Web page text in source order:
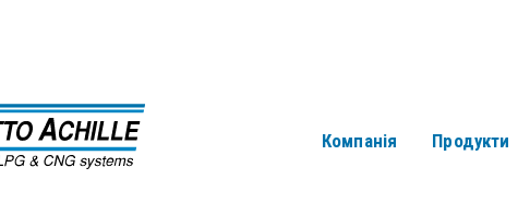
Компанія Продукти